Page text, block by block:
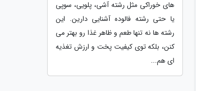
های خوراکی مثل رشته آشی، پلویی، سوپی
یا حتی رشته فالوده آشنایی دارین. این
رشته ها نه تنها طعم و ظاهر غذا رو بهتر می
کنن، بلکه توی کیفیت پخت و ارزش تغذیه
ای هم...